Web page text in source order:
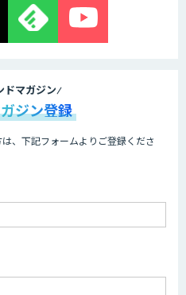
Suite｜Gravio – 画像認識
デジタルツイン領域のAI開発
ドマガジン
ジン登録
、下記フォームよりご登録くださ